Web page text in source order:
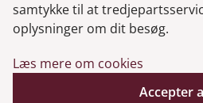
Genveje
Gå til
Gå til
samtykke til at
oplysninger om dit besøg.
Læs mere om cookies
Accepter